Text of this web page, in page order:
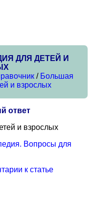
ДЛЯ ДЕТЕЙ И
/ Большая
и взрослых
ответ
Вопросы для
к статье